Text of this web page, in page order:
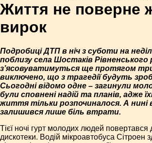
Життя не поверне
вирок
Подробиці ДТП в ніч з суботи на
поблизу села Шостаків Рівненського
з’ясовуватимуться ще протягом
виключено, що з трагедії будуть
Сьогодні відомо одне – загинули
були сповнені надій та планів, адже
життя тільки розпочиналося. А нині в
залишився лише біль втрати.
Тієї ночі гурт молодих людей повертався
дискотеки. Водій мікроавтобуса Сітроен